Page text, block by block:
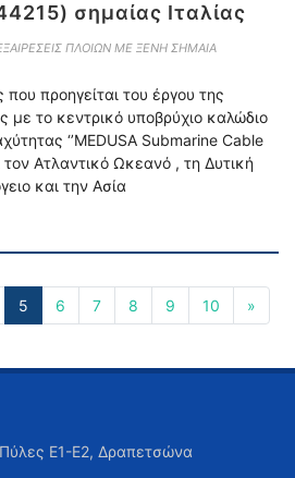
σημαίας Ιταλίας
ΠΛΟΙΩΝ ΜΕ ΞΕΝΗ ΣΗΜΑΙΑ
προηγείται του έργου της
με το κεντρικό υποβρύχιο καλώδιο
‘’MEDUSA Submarine Cable
τον Ατλαντικό Ωκεανό , τη Δυτική
και την Ασία
5 6 7 8 9 10 »
Ε1-Ε2, Δραπετσώνα